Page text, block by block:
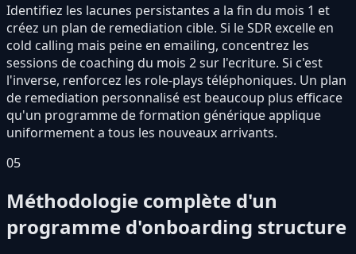
Identifiez les lacunes persistantes a la fin du mois 1 et
créez un plan de remediation cible. Si le SDR excelle en
cold calling mais peine en emailing, concentrez les
sessions de coaching du mois 2 sur l'ecriture. Si c'est
l'inverse, renforcez les role-plays téléphoniques. Un plan
de remediation personnalisé est beaucoup plus efficace
qu'un programme de formation générique applique
uniformement a tous les nouveaux arrivants.
05
Méthodologie complète d'un
programme d'onboarding structure